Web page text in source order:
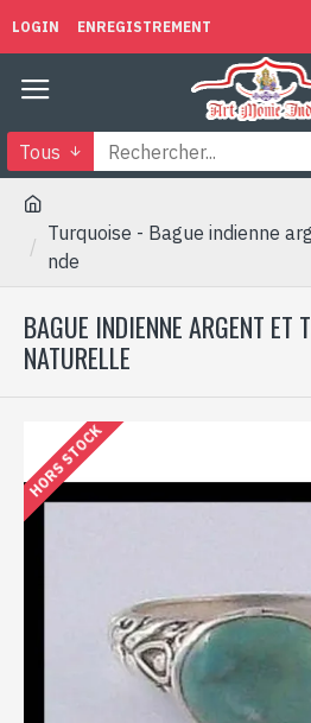
LOGIN ENREGISTREMENT
Tous
Turquoise - Bague indienne
nde
BAGUE INDIENNE ARGENT ET
NATURELLE
HORS STOCK